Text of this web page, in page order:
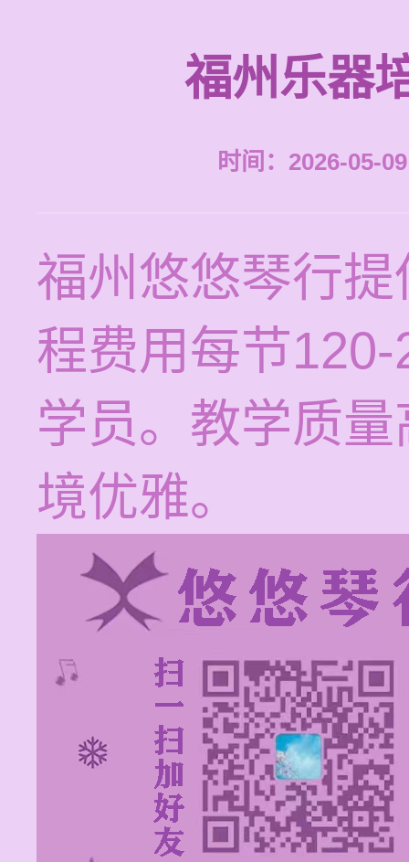
福州乐器
时间：2026-05-
福州悠悠琴行
程费用每节
学员。教学质
境优雅。